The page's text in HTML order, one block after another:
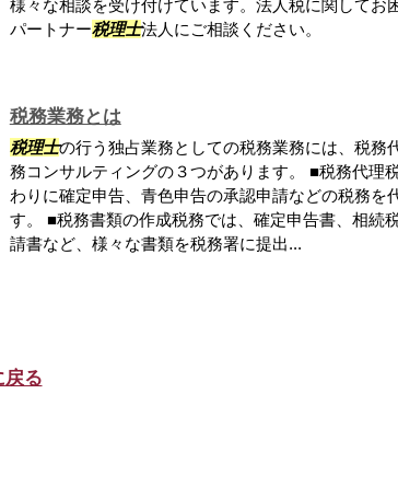
様々な相談を受け付けています。法人税に関してお
パートナー税理士法人にご相談ください。
税務業務とは
税理士の行う独占業務としての税務業務には、税務
務コンサルティングの３つがあります。 ■税務代理
わりに確定申告、青色申告の承認申請などの税務を
す。 ■税務書類の作成税務では、確定申告書、相続
請書など、様々な書類を税務署に提出...
戻る